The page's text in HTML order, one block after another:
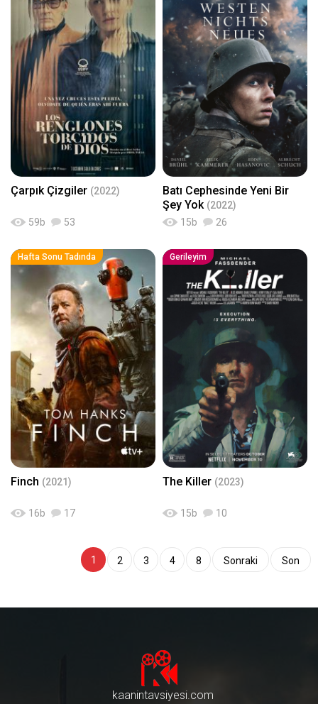
Çarpık Çizgiler (2022)
59b 53
Batı Cephesinde Yeni Bir
Şey Yok (2022)
15b 26
Hafta Sonu Tadında
Finch (2021)
16b 17
Gerileyim
The Killer (2023)
15b 10
1 2 3 4 8 Sonraki Son
kaanintavsiyesi.com